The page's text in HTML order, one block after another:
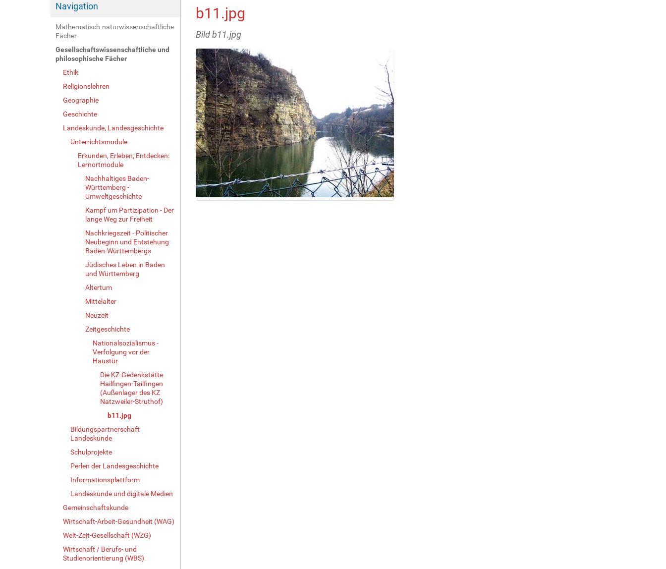
Navigation
Mathematisch-naturwissenschaftliche
Fächer
Gesellschaftswissenschaftliche und
philosophische Fächer
Ethik
Religionslehren
Geographie
Geschichte
Landeskunde, Landesgeschichte
Unterrichtsmodule
Erkunden, Erleben, Entdecken:
Lernortmodule
Nachhaltiges Baden-
Württemberg -
Umweltgeschichte
Kampf um Partizipation - Der
lange Weg zur Freiheit
Nachkriegszeit - Politischer
Neubeginn und Entstehung
Baden-Württembergs
Jüdisches Leben in Baden
und Württemberg
Altertum
Mittelalter
Neuzeit
Zeitgeschichte
Nationalsozialismus -
Verfolgung vor der
Haustür
Die KZ-Gedenkstätte
Hailfingen-Tailfingen
(Außenlager des KZ
Natzweiler-Struthof)
b11.jpg
Bildungspartnerschaft
Landeskunde
Schulprojekte
Perlen der Landesgeschichte
Informationsplattform
Landeskunde und digitale Medien
Gemeinschaftskunde
Wirtschaft-Arbeit-Gesundheit (WAG)
Welt-Zeit-Gesellschaft (WZG)
Wirtschaft / Berufs- und
Studienorientierung (WBS)
b11.jpg
Bild b11.jpg